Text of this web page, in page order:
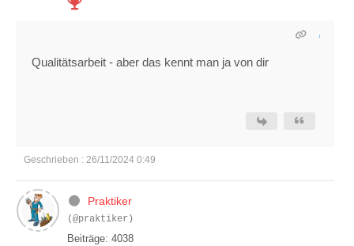
Qualitätsarbeit - aber das kennt man ja von dir
Geschrieben : 26/11/2024 0:49
Praktiker
(@praktiker)
Beiträge: 4038